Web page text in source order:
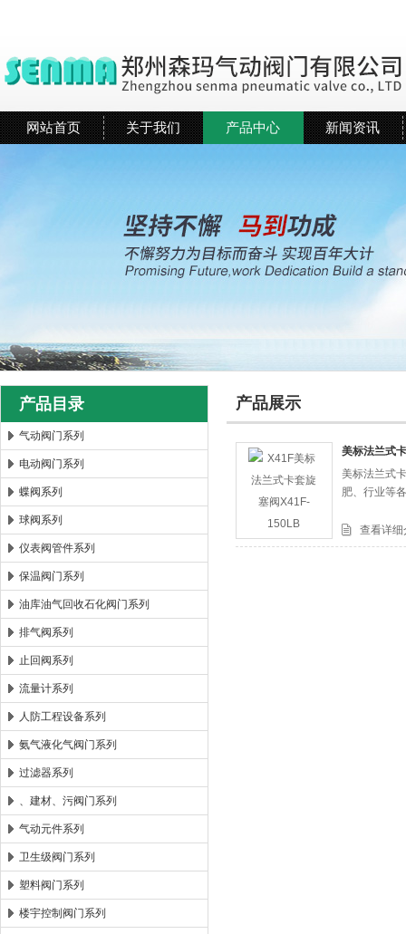
郑州森玛自控阀门有限公司
网站首页 关于我们 产品中心 新闻资讯
产品目录
气动阀门系列
电动阀门系列
蝶阀系列
球阀系列
仪表阀管件系列
保温阀门系列
油库油气回收石化阀门系列
排气阀系列
止回阀系列
流量计系列
人防工程设备系列
氨气液化气阀门系列
过滤器系列
、建材、污阀门系列
气动元件系列
卫生级阀门系列
塑料阀门系列
楼宇控制阀门系列
产品展示
美标法兰式
美标法兰式
肥、行业等
查看详细